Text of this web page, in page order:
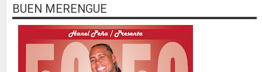
BUEN MERENGUE